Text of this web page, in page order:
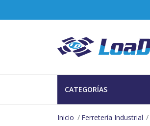
CATEGORÍAS
Inicio Ferretería Industrial